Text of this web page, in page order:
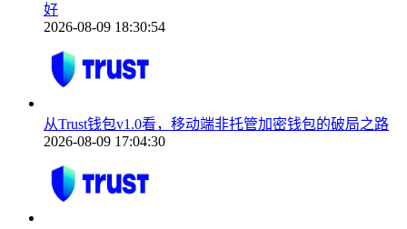
好
2026-08-09 18:30:54
从Trust钱包v1.0看，移动端非托管加密钱包的破局之路
2026-08-09 17:04:30